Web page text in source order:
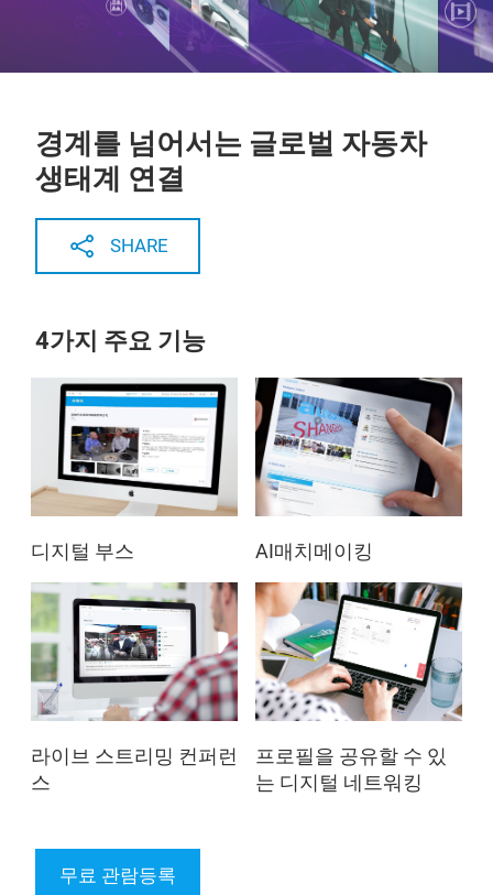
경계를 넘어서는 글로벌 자동차
생태계 연결
SHARE
4가지 주요 기능
디지털 부스 AI매치메이킹
라이브 스트리밍 컨퍼런
스
프로필을 공유할 수 있
는 디지털 네트워킹
무료 관람등록